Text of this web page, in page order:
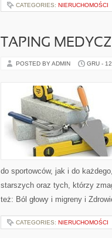
CATEGORIES: NIERUCHOMOŚCI
TAPING
POSTED BY ADMIN GRU -
do sportowców, jak i do
starszych oraz tych, którzy
też: Ból głowy i migreny i
CATEGORIES: NIERUCHOMOŚCI